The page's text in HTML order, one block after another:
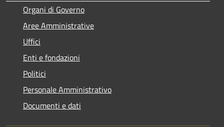
Organi di Governo
Aree Amministrative
Uffici
Enti e fondazioni
Politici
Personale Amministrativo
Documenti e dati